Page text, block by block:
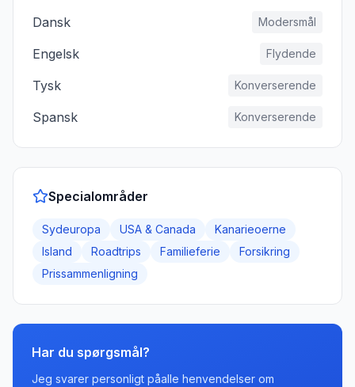
Dansk Modersmål
Engelsk Flydende
Tysk Konverserende
Spansk Konverserende
Specialområder
Sydeuropa USA & Canada
Kanarieoerne
Island
Roadtrips Familieferie
Forsikring
Prissammenligning
Har du spørgsmål?
Jeg svarer personligt påalle henvendelser om